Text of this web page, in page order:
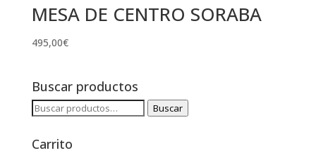
MESA DE CENTRO SORABA
495,00€
Buscar productos
Buscar
Buscar
Carrito